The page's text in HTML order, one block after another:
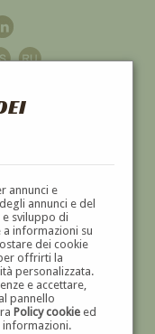
annunci e
annunci e del
sviluppo di
informazioni su
dei cookie
offrirti la
personalizzata.
e accettare,
pannello
Policy cookieed
informazioni.
E '900